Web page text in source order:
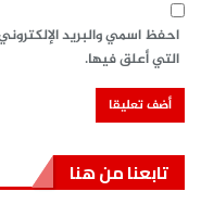
احفظ اسمي والبريد
التي أعلق فيها.
تابعنا من هنا